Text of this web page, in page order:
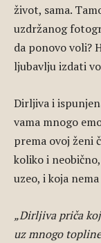
život, sama.
uzdržanog
da ponovo voli?
ljubavlju izdati
Dirljiva i
vama mnogo
prema ovoj ženi
koliko i
uzeo, i koja
„Dirljiva priča
uz mnogo